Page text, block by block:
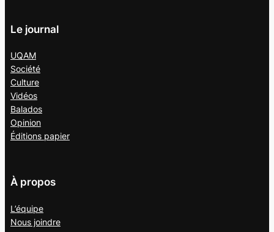
Le journal
UQAM
Société
Culture
Vidéos
Balados
Opinion
Éditions papier
À propos
L’équipe
Nous joindre